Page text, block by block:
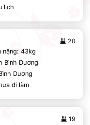
lịch
20
nặng: 43kg
Bình Dương
Dương
đi làm
19